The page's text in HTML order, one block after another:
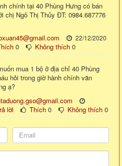
chính tại 40 Phùng Hưng có bán
chị Ngô Thị Thủy ĐT: 0984.687776
22/12/2020
0 Không thích 0
mua 1 bộ ở địa chỉ 40 Phùng
hỏi trong giờ hành chính văn
ạ?
lời Thích 0 Không thích 0